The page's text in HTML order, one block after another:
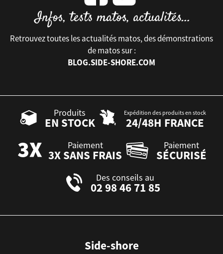
Retrouvez toutes les actualités matos, des démonstrations
de matos sur :
BLOG.SIDE-SHORE.COM
Produits
EN STOCK
Expédition des produits en stock
24/48H FRANCE
Paiement
3X SANS FRAIS
Paiement
SÉCURISÉ
Des conseils au
02 98 46 71 85
Side-shore